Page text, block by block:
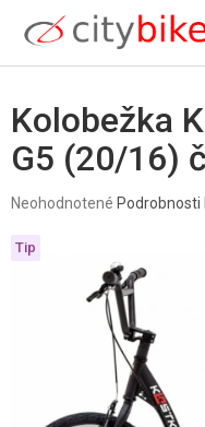
obsah
Kolobežka
G5 (20/16)
Priemerné
produktu
je
Neohodnotené
Tip